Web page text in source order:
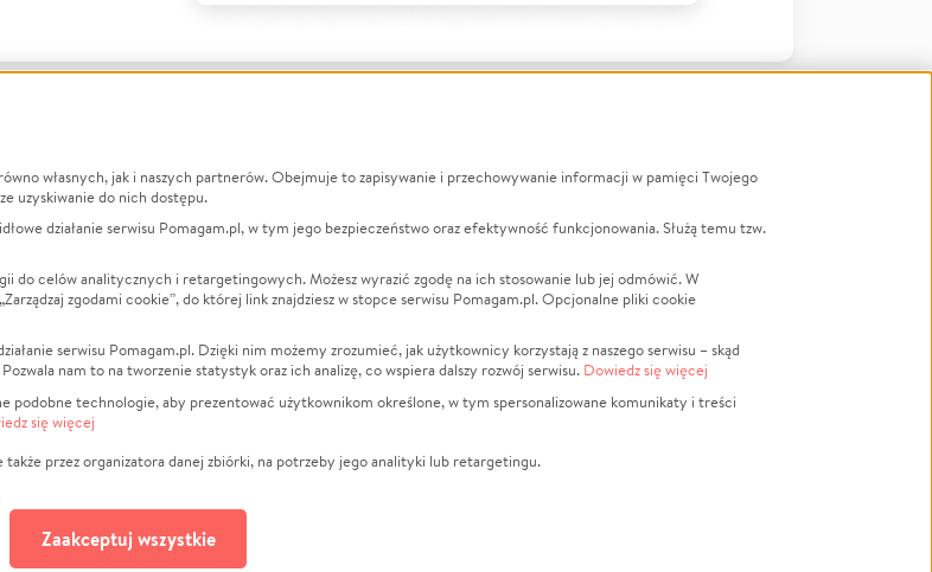
O nas
Opinie
Raporty
Za darmo
Dla NGO
Fundacja Pomagam.pl
Zbieraj na
Leczenie
Zwierzęta
Pożar
Sport
Pomoc Finansowa
Pogrzeb
LGBTQ+
Powódź
Wichura
Religia
Edukacja
własnych, jak i naszych partnerów. Obejmuje to zapisywanie i przechowywanie informacji w pamięci Twojego
uzyskiwanie do nich dostępu.
działanie serwisu Pomagam.pl, w tym jego bezpieczeństwo oraz efektywność funkcjonowania. Służą temu tzw.
do celów analitycznych i retargetingowych. Możesz wyrazić zgodę na ich stosowanie lub jej odmówić. W
zgodami cookie”, do której link znajdziesz w stopce serwisu Pomagam.pl. Opcjonalne pliki cookie
serwisu Pomagam.pl. Dzięki nim możemy zrozumieć, jak użytkownicy korzystają z naszego serwisu – skąd
nam to na tworzenie statystyk oraz ich analizę, co wspiera dalszy rozwój serwisu. Dowiedz się więcej
podobne technologie, aby prezentować użytkownikom określone, w tym spersonalizowane komunikaty i treści
się więcej
przez organizatora danej zbiórki, na potrzeby jego analityki lub retargetingu.
Zaakceptuj wszystkie